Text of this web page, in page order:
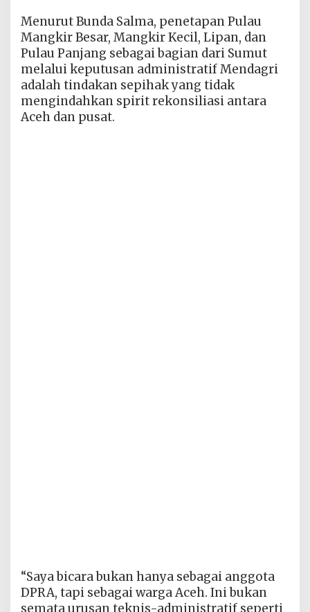
Menurut Bunda Salma, penetapan Pulau
Mangkir Besar, Mangkir Kecil, Lipan, dan
Pulau Panjang sebagai bagian dari Sumut
melalui keputusan administratif Mendagri
adalah tindakan sepihak yang tidak
mengindahkan spirit rekonsiliasi antara
Aceh dan pusat.
“Saya bicara bukan hanya sebagai anggota
DPRA, tapi sebagai warga Aceh. Ini bukan
semata urusan teknis-administratif seperti